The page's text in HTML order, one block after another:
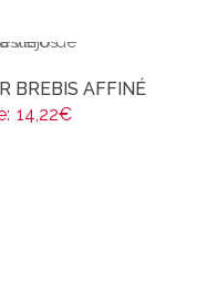
BREBIS AFFINÉ
14,22€